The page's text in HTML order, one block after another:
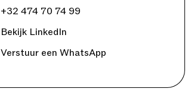
+32 474 70 74 99
Bekijk LinkedIn
Verstuur een WhatsApp